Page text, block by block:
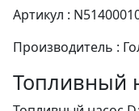
Артикул :
Производитель :
Топливный